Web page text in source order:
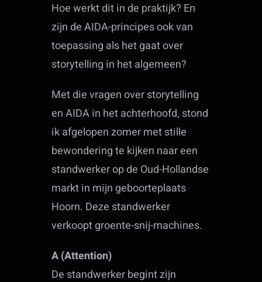
Hoe werkt dit in de praktijk? En
zijn de AIDA-principes ook van
toepassing als het gaat over
storytelling in het algemeen?
Met die vragen over storytelling
en AIDA in het achterhoofd, stond
ik afgelopen zomer met stille
bewondering te kijken naar een
standwerker op de Oud-Hollandse
markt in mijn geboorteplaats
Hoorn. Deze standwerker
verkoopt groente-snij-machines.
A (Attention)
De standwerker begint zijn